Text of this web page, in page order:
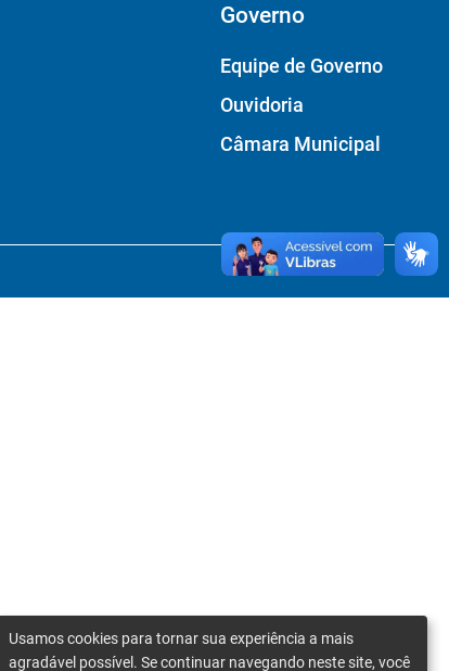
Governo
Equipe de Governo
Ouvidoria
Câmara Municipal
Usamos cookies para tornar sua experiência a mais
agradável possível. Se continuar navegando neste site, você